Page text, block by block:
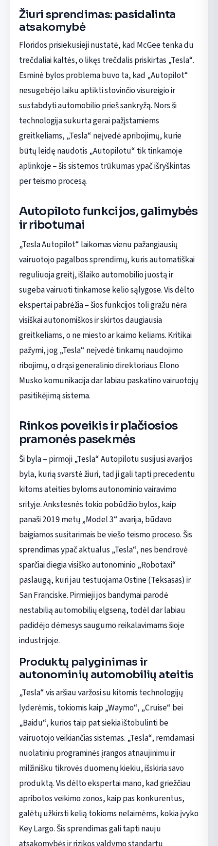
Žiuri sprendimas: pasidalinta
atsakomybė
Floridos prisiekusieji nustatė, kad McGee tenka du
trečdaliai kaltės, o likęs trečdalis priskirtas „Tesla“.
Esminė bylos problema buvo ta, kad „Autopilot“
nesugebėjo laiku aptikti stovinčio visureigio ir
sustabdyti automobilio prieš sankryžą. Nors ši
technologija sukurta gerai pažįstamiems
greitkeliams, „Tesla“ neįvedė apribojimų, kurie
būtų leidę naudotis „Autopilotu“ tik tinkamoje
aplinkoje – šis sistemos trūkumas ypač išryškintas
per teismo procesą.
Autopiloto funkcijos, galimybės
ir ribotumai
„Tesla Autopilot“ laikomas vienu pažangiausių
vairuotojo pagalbos sprendimų, kuris automatiškai
reguliuoja greitį, išlaiko automobilio juostą ir
sugeba vairuoti tinkamose kelio sąlygose. Vis dėlto
ekspertai pabrėžia – šios funkcijos toli gražu nėra
visiškai autonomiškos ir skirtos daugiausia
greitkeliams, o ne miesto ar kaimo keliams. Kritikai
pažymi, jog „Tesla“ neįvedė tinkamų naudojimo
ribojimų, o drąsi generalinio direktoriaus Elono
Musko komunikacija dar labiau paskatino vairuotojų
pasitikėjimą sistema.
Rinkos poveikis ir plačiosios
pramonės pasekmės
Ši byla – pirmoji „Tesla“ Autopilotu susijusi avarijos
byla, kurią svarstė žiuri, tad ji gali tapti precedentu
kitoms ateities byloms autonominio vairavimo
srityje. Ankstesnės tokio pobūdžio bylos, kaip
panaši 2019 metų „Model 3“ avarija, būdavo
baigiamos susitarimais be viešo teismo proceso. Šis
sprendimas ypač aktualus „Tesla“, nes bendrovė
sparčiai diegia visiško autonominio „Robotaxi“
paslaugą, kuri jau testuojama Ostine (Teksasas) ir
San Franciske. Pirmieji jos bandymai parodė
nestabilią automobilių elgseną, todėl dar labiau
padidėjo dėmesys saugumo reikalavimams šioje
industrijoje.
Produktų palyginimas ir
autonominių automobilių ateitis
„Tesla“ vis aršiau varžosi su kitomis technologijų
lyderėmis, tokiomis kaip „Waymo“, „Cruise“ bei
„Baidu“, kurios taip pat siekia ištobulinti be
vairuotojo veikiančias sistemas. „Tesla“, remdamasi
nuolatiniu programinės įrangos atnaujinimu ir
milžinišku tikrovės duomenų kiekiu, išskiria savo
produktą. Vis dėlto ekspertai mano, kad griežčiau
apribotos veikimo zonos, kaip pas konkurentus,
galėtų užkirsti kelią tokioms nelaimėms, kokia įvyko
Key Largo. Šis sprendimas gali tapti nauju